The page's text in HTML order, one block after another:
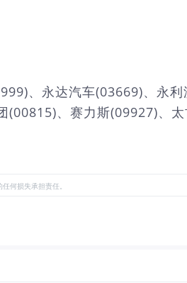
、永达汽车(03669)、永
、赛力斯(09927)、
何损失承担责任。